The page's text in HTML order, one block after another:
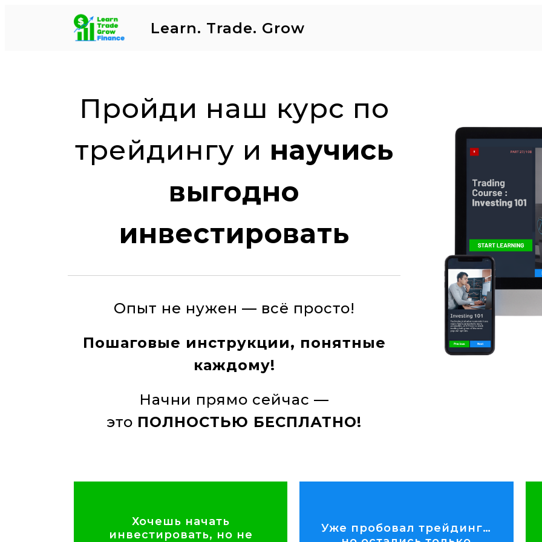
Learn. Trade. Grow
Пройди наш курс по
трейдингу и научись
выгодно
инвестировать
Опыт не нужен — всё просто!
Пошаговые инструкции, понятные
каждому!
Начни прямо сейчас —
это ПОЛНОСТЬЮ БЕСПЛАТНО!
Хочешь начать
инвестировать, но не
пробовал.
Уже пробовал трейдинг…
инструментов.